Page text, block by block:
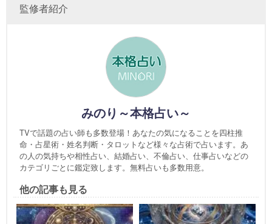
監修者紹介
みのり～本格占い～
TVで話題の占い師も多数登場！あなたの気になることを四柱推
命・占星術・姓名判断・タロットなど様々な占術で占います。あ
の人の気持ちや相性占い、結婚占い、不倫占い、仕事占いなどの
カテゴリごとに鑑定致します。無料占いも多数用意。
他の記事も見る